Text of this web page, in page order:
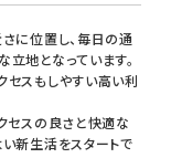
に位置し、毎日の通
地となっています。
スもしやすい高い利
セスの良さと快適な
新生活をスタートで